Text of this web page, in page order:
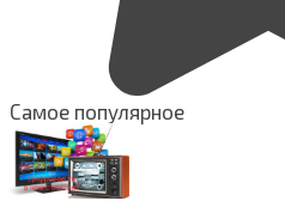
Самое популярное